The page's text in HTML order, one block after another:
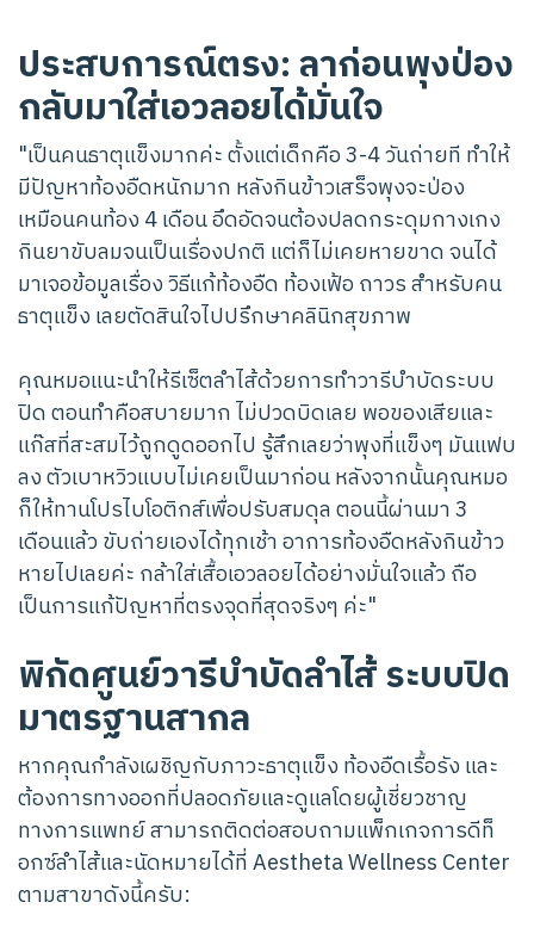
ประสบการณ์ตรง: ลาก่อนพุงป่อง
กลับมาใส่เอวลอยได้มั่นใจ
"เป็นคนธาตุแข็งมากค่ะ ตั้งแต่เด็กคือ 3-4 วันถ่ายที ทำให้
มีปัญหาท้องอืดหนักมาก หลังกินข้าวเสร็จพุงจะป่อง
เหมือนคนท้อง 4 เดือน อึดอัดจนต้องปลดกระดุมกางเกง
กินยาขับลมจนเป็นเรื่องปกติ แต่ก็ไม่เคยหายขาด จนได้
มาเจอข้อมูลเรื่อง วิธีแก้ท้องอืด ท้องเฟ้อ ถาวร สำหรับคน
ธาตุแข็ง เลยตัดสินใจไปปรึกษาคลินิกสุขภาพ
คุณหมอแนะนำให้รีเซ็ตลำไส้ด้วยการทำวารีบำบัดระบบ
ปิด ตอนทำคือสบายมาก ไม่ปวดบิดเลย พอของเสียและ
แก๊สที่สะสมไว้ถูกดูดออกไป รู้สึกเลยว่าพุงที่แข็งๆ มันแฟบ
ลง ตัวเบาหวิวแบบไม่เคยเป็นมาก่อน หลังจากนั้นคุณหมอ
ก็ให้ทานโปรไบโอติกส์เพื่อปรับสมดุล ตอนนี้ผ่านมา 3
เดือนแล้ว ขับถ่ายเองได้ทุกเช้า อาการท้องอืดหลังกินข้าว
หายไปเลยค่ะ กล้าใส่เสื้อเอวลอยได้อย่างมั่นใจแล้ว ถือ
เป็นการแก้ปัญหาที่ตรงจุดที่สุดจริงๆ ค่ะ"
พิกัดศูนย์วารีบำบัดลำไส้ ระบบปิด
มาตรฐานสากล
หากคุณกำลังเผชิญกับภาวะธาตุแข็ง ท้องอืดเรื้อรัง และ
ต้องการทางออกที่ปลอดภัยและดูแลโดยผู้เชี่ยวชาญ
ทางการแพทย์ สามารถติดต่อสอบถามแพ็กเกจการดีท็
อกซ์ลำไส้และนัดหมายได้ที่ Aestheta Wellness Center
ตามสาขาดังนี้ครับ: